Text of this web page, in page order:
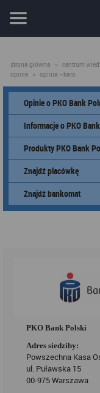
strona główna » centrum
opinie » opinia ~karo
Opinie o PKO Bank
Informacje o PKO
Produkty PKO Bank
Znajdź placówkę
Znajdź bankomat
PKO Bank Polski
Adres siedziby:
Powszechna Kasa
ul. Puławska 15
00-975 Warszawa